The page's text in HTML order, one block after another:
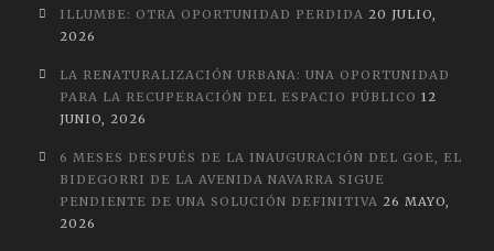
ILLUMBE: OTRA OPORTUNIDAD PERDIDA 20 JULIO,
2026
LA RENATURALIZACIÓN URBANA: UNA OPORTUNIDAD
PARA LA RECUPERACIÓN DEL ESPACIO PÚBLICO 12
JUNIO, 2026
6 MESES DESPUÉS DE LA INAUGURACIÓN DEL GOE, EL
BIDEGORRI DE LA AVENIDA NAVARRA SIGUE
PENDIENTE DE UNA SOLUCIÓN DEFINITIVA 26 MAYO,
2026